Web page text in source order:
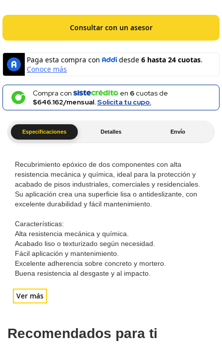
Especificaciones Detalles Envío
Recubrimiento epóxico de dos componentes con alta
resistencia mecánica y química, ideal para la protección y
acabado de pisos industriales, comerciales y residenciales.
Su aplicación crea una superficie lisa o antideslizante, con
excelente durabilidad y fácil mantenimiento.
Características:
Alta resistencia mecánica y química.
Acabado liso o texturizado según necesidad.
Fácil aplicación y mantenimiento.
Excelente adherencia sobre concreto y mortero.
Buena resistencia al desgaste y al impacto.
Ver más
Consultar con un asesor
Compra con en 6cuotas de
$646.162/mensual.Solicita tu cupo.
Recomendados para ti